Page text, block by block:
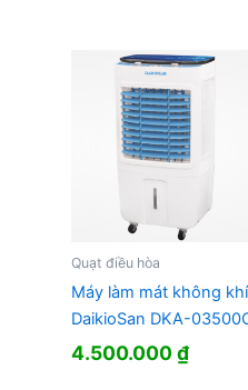
Quạt điều hòa
Máy làm mát không khí
DaikioSan DKA-
4.500.000₫